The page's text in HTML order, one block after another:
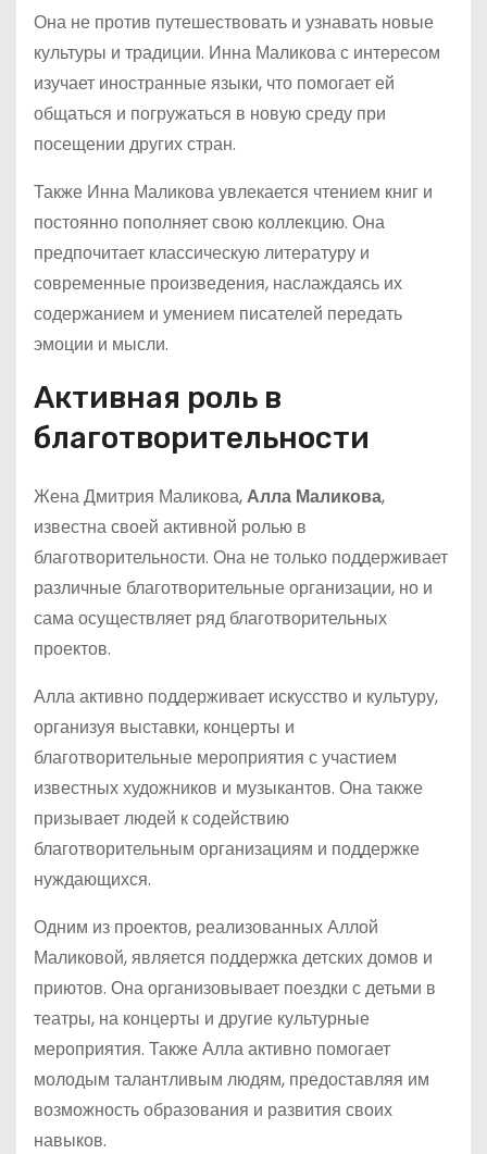
Она не против путешествовать и узнавать новые
культуры и традиции. Инна Маликова с интересом
изучает иностранные языки, что помогает ей
общаться и погружаться в новую среду при
посещении других стран.
Также Инна Маликова увлекается чтением книг и
постоянно пополняет свою коллекцию. Она
предпочитает классическую литературу и
современные произведения, наслаждаясь их
содержанием и умением писателей передать
эмоции и мысли.
Активная роль в
благотворительности
Жена Дмитрия Маликова,Алла Маликова,
известна своей активной ролью в
благотворительности. Она не только поддерживает
различные благотворительные организации, но и
сама осуществляет ряд благотворительных
проектов.
Алла активно поддерживает искусство и культуру,
организуя выставки, концерты и
благотворительные мероприятия с участием
известных художников и музыкантов. Она также
призывает людей к содействию
благотворительным организациям и поддержке
нуждающихся.
Одним из проектов, реализованных Аллой
Маликовой, является поддержка детских домов и
приютов. Она организовывает поездки с детьми в
театры, на концерты и другие культурные
мероприятия. Также Алла активно помогает
молодым талантливым людям, предоставляя им
возможность образования и развития своих
навыков.